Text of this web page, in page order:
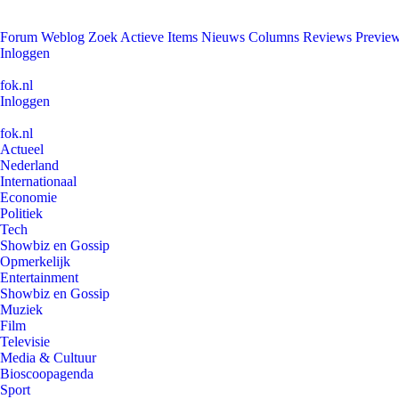
Forum Weblog Zoek Actieve Items Nieuws Columns Reviews
Inloggen
fok.nl
Inloggen
fok.nl
Actueel
Nederland
Internationaal
Economie
Politiek
Tech
Showbiz en Gossip
Opmerkelijk
Entertainment
Showbiz en Gossip
Muziek
Film
Televisie
Media & Cultuur
Bioscoopagenda
Sport